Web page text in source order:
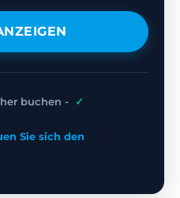
buchen -
✓
Sie sich den